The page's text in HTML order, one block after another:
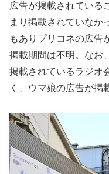
広告が掲載されている
まり掲載されていなか
もありプリコネの広告
掲載期間は不明。なお
掲載されているラジオ
く、ウマ娘の広告が掲